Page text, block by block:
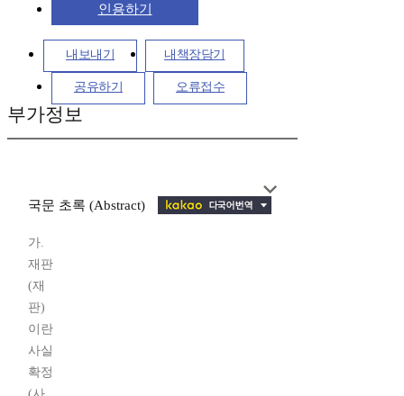
인용하기
내보내기 내책장담기
공유하기 오류접수
부가정보
국문 초록 (Abstract)
가.
재판
(재
판)
이란
사실
확정